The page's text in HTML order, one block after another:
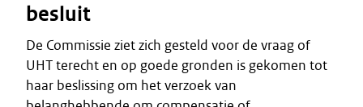
besluit
De Commissie ziet zich gesteld voor de vraag of
UHT terecht en op goede gronden is gekomen tot
haar beslissing om het verzoek van